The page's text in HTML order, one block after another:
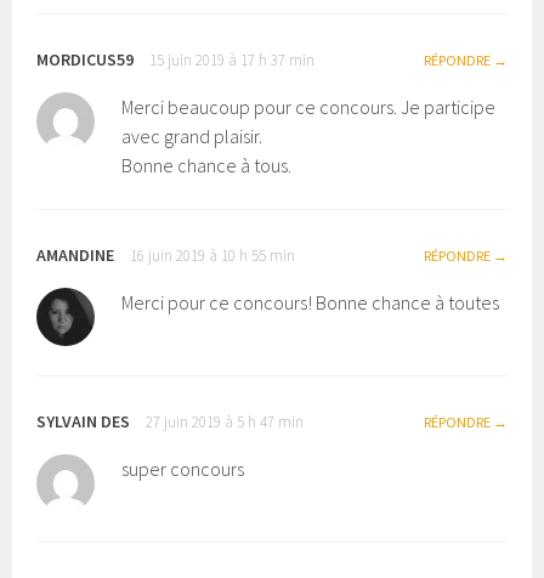
MORDICUS59 15 juin 2019 à 17 h 37 min RÉPONDRE
Merci beaucoup pour ce concours. Je participe
avec grand plaisir.
Bonne chance à tous.
AMANDINE 16 juin 2019 à 10 h 55 min RÉPONDRE
Merci pour ce concours! Bonne chance à toutes
SYLVAIN DES 27 juin 2019 à 5 h 47 min RÉPONDRE
super concours